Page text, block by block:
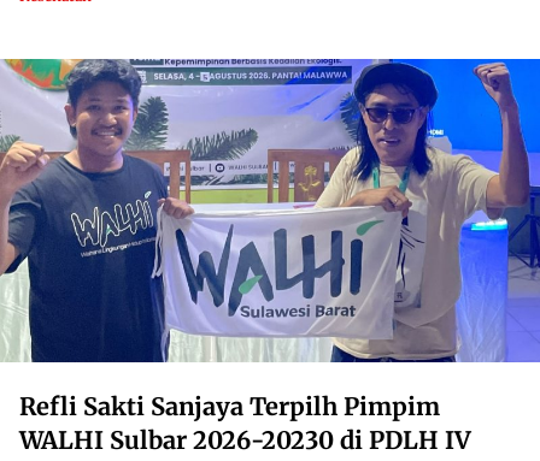
Refli Sakti Sanjaya Terpilh Pimpim
WALHI Sulbar 2026-20230 di PDLH IV